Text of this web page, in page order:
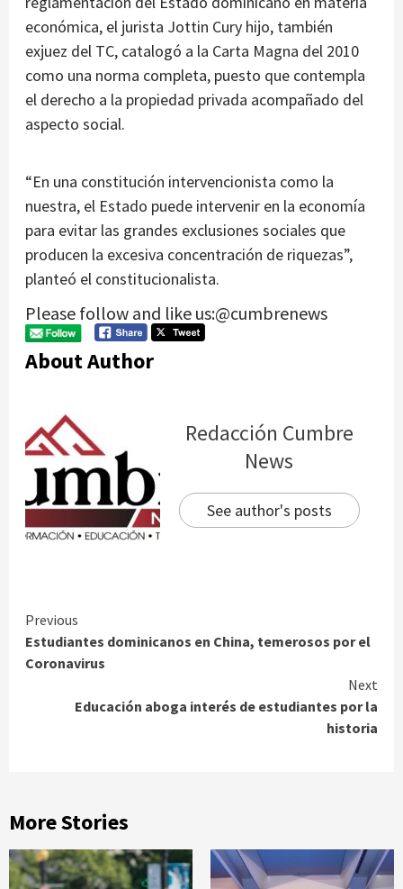
económica, el jurista Jottin Cury hijo, también
exjuez del TC, catalogó a la Carta Magna del 2010
como una norma completa, puesto que contempla
el derecho a la propiedad privada acompañado del
aspecto social.
“En una constitución intervencionista como la
nuestra, el Estado puede intervenir en la economía
para evitar las grandes exclusiones sociales que
producen la excesiva concentración de riquezas”,
planteó el constitucionalista.
Please follow and like us:@cumbrenews
About Author
Redacción Cumbre
News
See author's posts
Continue
Reading
Previous
Estudiantes dominicanos en China, temerosos por el
Coronavirus
Next
Educación aboga interés de estudiantes por la
historia
More Stories